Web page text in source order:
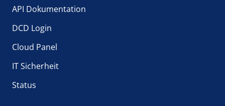
API Dokumentation
DCD Login
Cloud Panel
IT Sicherheit
Status